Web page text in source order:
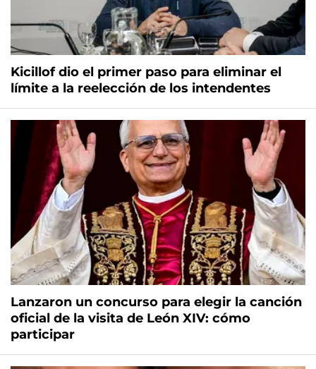
Kicillof dio el primer paso para eliminar el
límite a la reelección de los intendentes
Lanzaron un concurso para elegir la canción
oficial de la visita de León XIV: cómo
participar